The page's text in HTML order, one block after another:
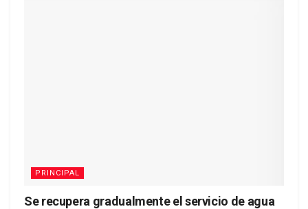
PRINCIPAL
Se recupera gradualmente el servicio de agua